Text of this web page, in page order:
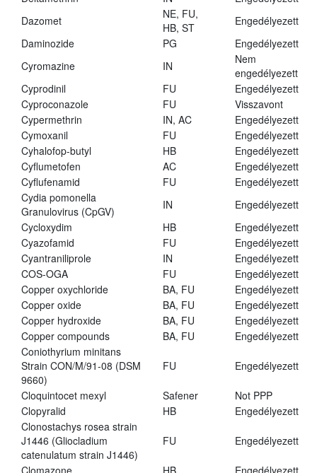
Dazomet
NE, FU,
HB, ST
Engedélyezett
Daminozide
PG
Engedélyezett
Cyromazine
IN
Nem
engedélyezett
Cyprodinil
FU
Engedélyezett
Cyproconazole
FU
Visszavont
Cypermethrin
IN, AC
Engedélyezett
Cymoxanil
FU
Engedélyezett
Cyhalofop-butyl
HB
Engedélyezett
Cyflumetofen
AC
Engedélyezett
Cyflufenamid
FU
Engedélyezett
Cydia pomonella
Granulovirus (CpGV)
IN
Engedélyezett
Cycloxydim
HB
Engedélyezett
Cyazofamid
FU
Engedélyezett
Cyantraniliprole
IN
Engedélyezett
COS-OGA
FU
Engedélyezett
Copper oxychloride
BA, FU
Engedélyezett
Copper oxide
BA, FU
Engedélyezett
Copper hydroxide
BA, FU
Engedélyezett
Copper compounds
BA, FU
Engedélyezett
Coniothyrium minitans
Strain CON/M/91-08 (DSM
9660)
FU Engedélyezett
Cloquintocet mexyl Safener
Not PPP
Clopyralid
HB
Engedélyezett
Clonostachys rosea strain
J1446 (Gliocladium
catenulatum strain J1446)
FU Engedélyezett